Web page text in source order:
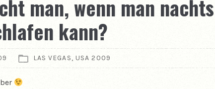
man, wenn man nachts
kann?
LAS VEGAS, USA 2009